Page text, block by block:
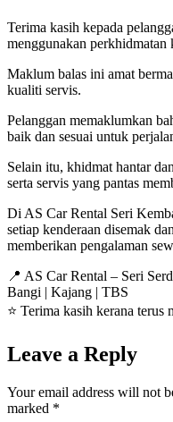
Terima kasih kepada
menggunakan perkhidmatan
Maklum balas ini amat
kualiti servis.
Pelanggan memaklumkan
baik dan sesuai untuk
Selain itu, khidmat hantar
serta servis yang pantas
Di AS Car Rental Seri
setiap kenderaan disemak
memberikan pengalaman
📍 AS Car Rental – Seri
Bangi | Kajang | TBS
⭐ Terima kasih kerana
Leave a Reply
Your email address will not
marked *